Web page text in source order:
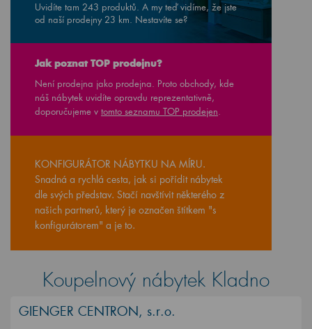
Uvidíte tam 243 produktů. A my teď vidíme, že jste
od naší prodejny 23 km. Nestavíte se?
Jak poznat TOP prodejnu?
Není prodejna jako prodejna. Proto obchody, kde
náš nábytek uvidíte opravdu reprezentativně,
doporučujeme v tomto seznamu TOP prodejen
KONFIGURÁTOR NÁBYTKU NA MÍRU.
Snadná a rychlá cesta, jak si pořídit nábytek
dle svých představ. Stačí navštívit některého z
našich partnerů, který je označen štítkem "s
konfigurátorem" a je to.
Koupelnový nábytek Kladno
GIENGER CENTRON, s.r.o.